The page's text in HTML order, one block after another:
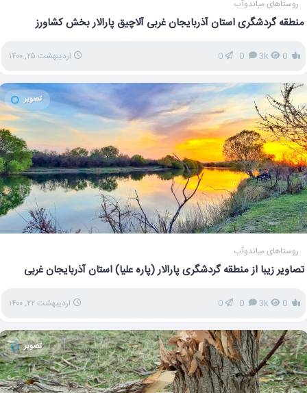
روستاهای میاندوآب
منطقه گردشگری استان آذربایجان غربی آلاچیق پارالار بخش کشاورز
3k
0 اردیبهشت ۲۵, ۱۴۰۰
تصویر
روستاهای میاندوآب
تصاویر زیبا از منطقه گردشگری پارالار (پاره علیا) استان آذربایجان غربی
3k
0 اردیبهشت ۲۲, ۱۴۰۰
تصویر